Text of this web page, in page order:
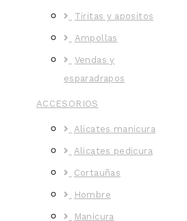
Tiritas y apositos
Ampollas
Vendas y
esparadrapos
ACCESORIOS
Alicates manicura
Alicates pedicura
Cortauñas
Hombre
Manicura